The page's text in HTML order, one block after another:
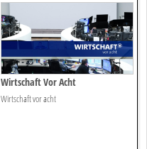
Wirtschaft Vor Acht
Wirtschaft vor acht